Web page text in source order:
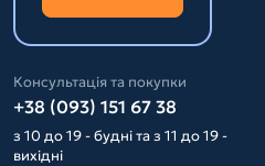
Консультація та покупки
+38 (093) 151 67 38
з 10 до 19 - будні та з 11 до 19 -
вихідні